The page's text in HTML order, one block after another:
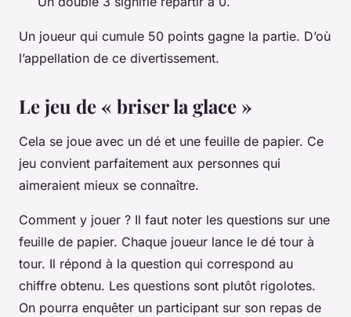
Un joueur qui cumule 50 points gagne la partie. D’où
l’appellation de ce divertissement.
Le jeu de « briser la glace »
Cela se joue avec un dé et une feuille de papier. Ce
jeu convient parfaitement aux personnes qui
aimeraient mieux se connaître.
Comment y jouer ? Il faut noter les questions sur une
feuille de papier. Chaque joueur lance le dé tour à
tour. Il répond à la question qui correspond au
chiffre obtenu. Les questions sont plutôt rigolotes.
On pourra enquêter un participant sur son repas de